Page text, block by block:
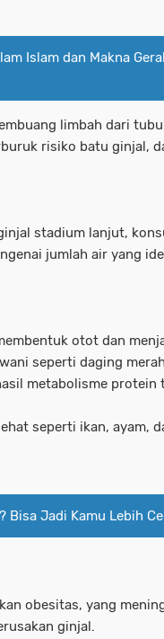
Islam dan Makna
limbah dari
risiko batu ginjal,
stadium lanjut,
jumlah air yang
otot dan
seperti daging
metabolisme protein
seperti ikan, ayam,
Bisa Jadi Kamu Lebih
obesitas, yang
ginjal.